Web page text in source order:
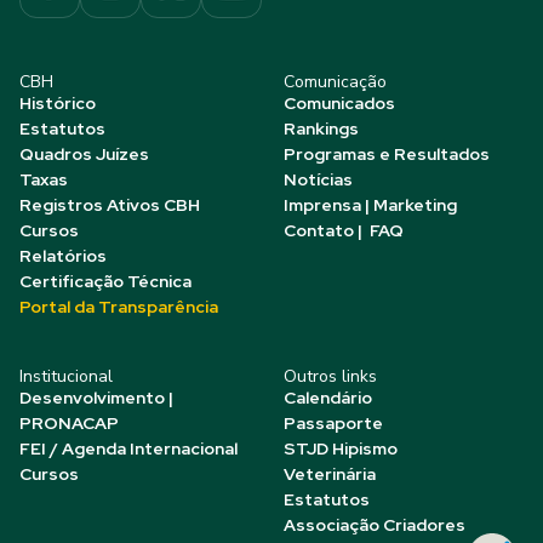
CBH
Histórico
Estatutos
Quadros Juízes
Taxas
Registros Ativos CBH
Cursos
Relatórios
Certificação Técnica
Portal da Transparência
Comunicação
Comunicados
Rankings
Programas e Resultados
Notícias
Imprensa | Marketing
Contato | FAQ
Institucional
Desenvolvimento |
PRONACAP
FEI / Agenda Internacional
Cursos
Outros links
Calendário
Passaporte
STJD Hipismo
Veterinária
Estatutos
Associação Criadores